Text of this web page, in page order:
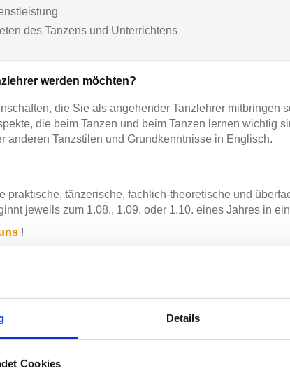
Details
Cookies
des Tanzens und Unterrichtens
werden möchten?
die Sie als angehender Tanzlehrer mitbringen
die beim Tanzen und beim Tanzen lernen wichtig
anderen Tanzstilen und Grundkenntnisse in Englisch.
praktische, tänzerische, fachlich-theoretische und
jeweils zum 1.08., 1.09. oder 1.10. eines Jahres in
!